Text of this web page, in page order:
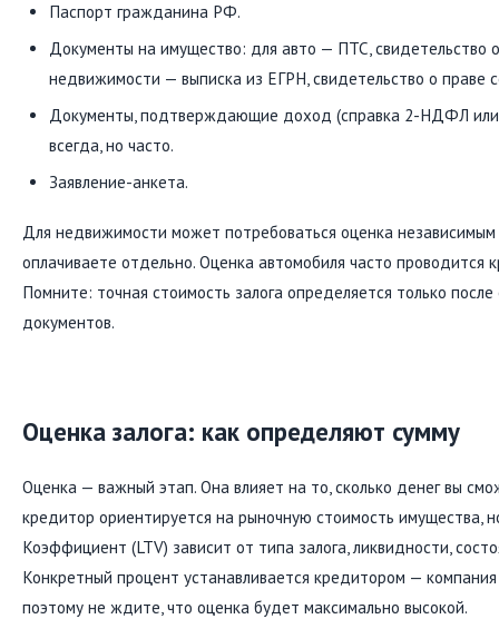
Паспорт гражданина РФ.
Документы на имущество: для авто — ПТС, свидетельство
недвижимости — выписка из ЕГРН, свидетельство о праве
Документы, подтверждающие доход (справка 2-НДФЛ или
всегда, но часто.
Заявление-анкета.
Для недвижимости может потребоваться оценка
оплачиваете отдельно. Оценка автомобиля часто проводится
Помните: точная стоимость залога определяется только
документов.
Оценка залога: как определяют сумму
Оценка — важный этап. Она влияет на то, сколько денег вы
кредитор ориентируется на рыночную стоимость имущества,
Коэффициент (LTV) зависит от типа залога, ликвидности,
Конкретный процент устанавливается кредитором —
поэтому не ждите, что оценка будет максимально высокой.